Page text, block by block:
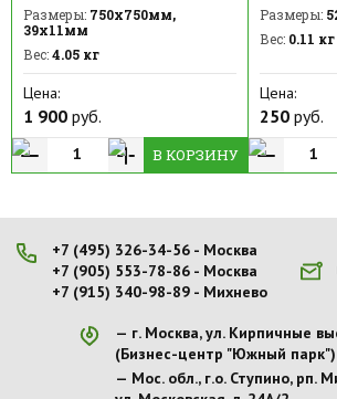
Размеры: 750х750мм,
39х11мм
Вес:4.05 кг
Цена:
1 900 руб.
В КОРЗИНУ
Размеры:
Вес:0.11 кг
Цена:
250руб.
+7 (495) 326-34-56 - Москва
+7 (905) 553-78-86 - Москва
+7 (915) 340-98-89 - Михнево
г. Москва, ул. Кирпичные
(Бизнес-центр "Южный парк")
Мос. обл., г.о. Ступино, рп.